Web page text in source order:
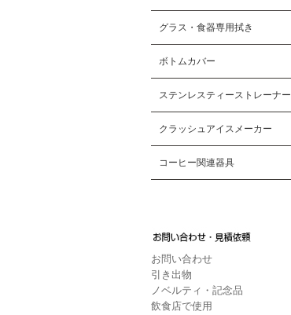
グラス・食器専用拭き
ボトムカバー
ステンレスティーストレーナー
クラッシュアイスメーカー
コーヒー関連器具
お問い合わせ
引き出物
ノベルティ・記念品
飲食店で使用